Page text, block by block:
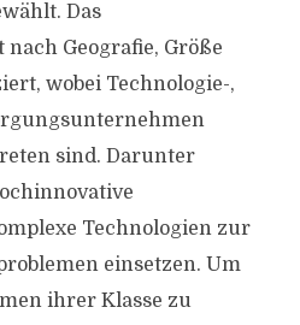
Das
Geografie, Größe
wobei Technologie-,
sind. Darunter
Technologien zur
einsetzen. Um
ihrer Klasse zu